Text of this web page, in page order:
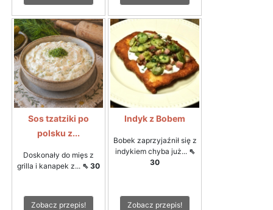
Sos tzatziki po
polsku z...
Doskonały do mięs z
grilla i kanapek z... ⇖ 30
Zobacz przepis!
Indyk z Bobem
Bobek zaprzyjaźnił się z
indykiem chyba już... ⇖
30
Zobacz przepis!